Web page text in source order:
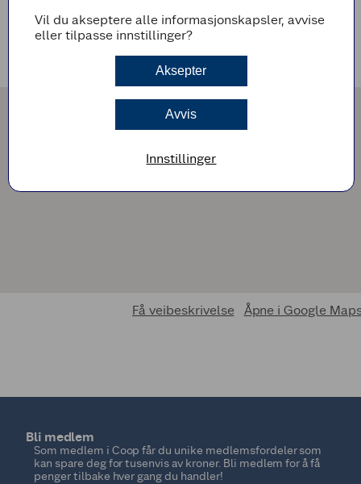
Det er ingen avvikende åpningstider i nærmeste fremtid
Få veibeskrivelse Åpne i Google
Bli medlem
Som medlem i Coop får du unike medlemsfordeler som
kan spare deg for tusenvis av kroner. Bli medlem for å få
penger tilbake hver gang du handler!
Vil du akseptere alle informasjonskapsler, avvise
eller tilpasse innstillinger?
Aksepter
Avvis
Innstillinger